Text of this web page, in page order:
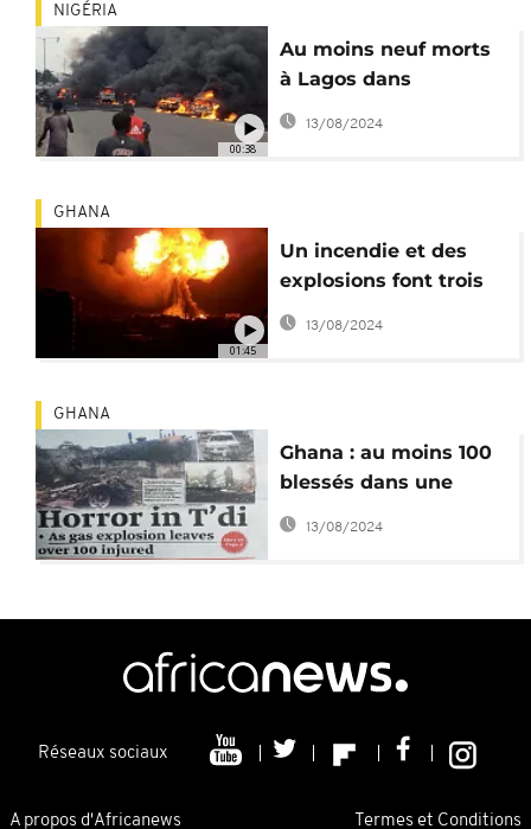
00:38
NIGÉRIA
Au moins neuf morts
à Lagos dans
l'explosion d'un
camion-citerne
13/08/2024
01:45
GHANA
Un incendie et des
explosions font trois
morts dans des
stations-service du
13/08/2024
GHANA
Ghana : au moins 100
blessés dans une
explosion de gaz à
Takoradi
13/08/2024
Réseaux sociaux
A propos d'Africanews Termes et Conditions